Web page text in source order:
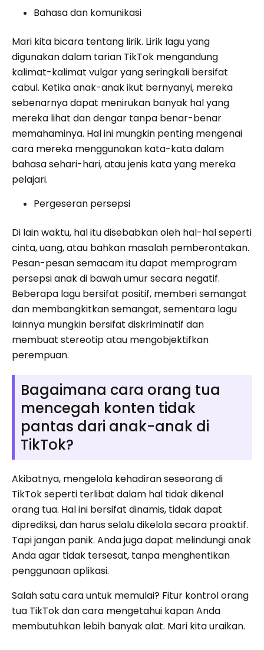
Bahasa dan komunikasi
Mari kita bicara tentang lirik. Lirik lagu yang
digunakan dalam tarian TikTok mengandung
kalimat-kalimat vulgar yang seringkali bersifat
cabul. Ketika anak-anak ikut bernyanyi, mereka
sebenarnya dapat menirukan banyak hal yang
mereka lihat dan dengar tanpa benar-benar
memahaminya. Hal ini mungkin penting mengenai
cara mereka menggunakan kata-kata dalam
bahasa sehari-hari, atau jenis kata yang mereka
pelajari.
Pergeseran persepsi
Di lain waktu, hal itu disebabkan oleh hal-hal seperti
cinta, uang, atau bahkan masalah pemberontakan.
Pesan-pesan semacam itu dapat memprogram
persepsi anak di bawah umur secara negatif.
Beberapa lagu bersifat positif, memberi semangat
dan membangkitkan semangat, sementara lagu
lainnya mungkin bersifat diskriminatif dan
membuat stereotip atau mengobjektifkan
perempuan.
Bagaimana cara orang tua
mencegah konten tidak
pantas dari anak-anak di
TikTok?
Akibatnya, mengelola kehadiran seseorang di
TikTok seperti terlibat dalam hal tidak dikenal
orang tua. Hal ini bersifat dinamis, tidak dapat
diprediksi, dan harus selalu dikelola secara proaktif.
Tapi jangan panik. Anda juga dapat melindungi anak
Anda agar tidak tersesat, tanpa menghentikan
penggunaan aplikasi.
Salah satu cara untuk memulai? Fitur kontrol orang
tua TikTok dan cara mengetahui kapan Anda
membutuhkan lebih banyak alat. Mari kita uraikan.